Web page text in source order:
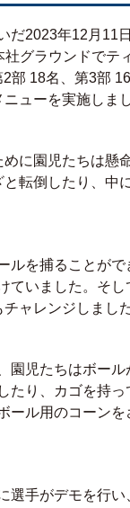
だ2023年12 月 11 日
グラウンドでテ
2部 18名、第3部 16
ューを実施しまし
に園児たちは懸
転倒したり、中
ルを捕ることが
ていました。そ
ャレンジしました
園児たちはボー
たり、カゴを持
ル用のコーンを
選手がデモを行